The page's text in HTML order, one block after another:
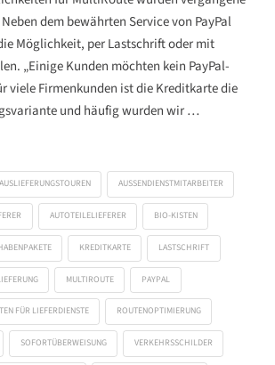
dem bewährten Service von PayPal
Möglichkeit, per Lastschrift oder mit
„Einige Kunden möchten kein PayPal-
viele Firmenkunden ist die Kreditkarte die
und häufig wurden wir …
AUSLIEFERUNGSTOUREN AUSSENDIENSTMITARBEITER
AUTOTEILELIEFERER BIO-KISTEN
KREDITKARTE LASTSCHRIFT
MULTIROUTE PAYPAL
FÜR LIEFERDIENSTE ROUTENOPTIMIERUNG
SOFORTÜBERWEISUNG VERKEHRSSCHILDER